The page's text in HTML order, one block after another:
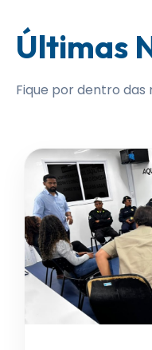
Últimas
Fique por dentro